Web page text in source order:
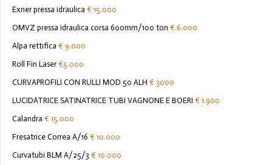
Exner pressa idraulica € 15.000
OMVZ pressa idraulica corsa 600mm/100 ton € 6.000
Alpa rettifica € 9.000
Roll Fin Laser €5.000
CURVAPROFILI CON RULLI MOD 50 ALH € 3000
LUCIDATRICE SATINATRICE TUBI VAGNONE E BOERI € 1.900
Calandra € 15.000
Fresatrice Correa A/16 € 10.000
Curvatubi BLM A/25/3 € 10.000